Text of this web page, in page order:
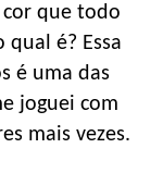
que todo
é? Essa
é uma das
joguei com
mais vezes.